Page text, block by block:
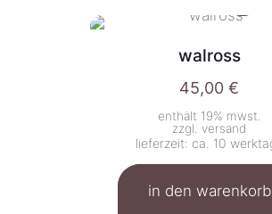
walross
45,00€
enthält 19% mwst.
zzgl. versand
lieferzeit: ca. 10
in den warenkorb